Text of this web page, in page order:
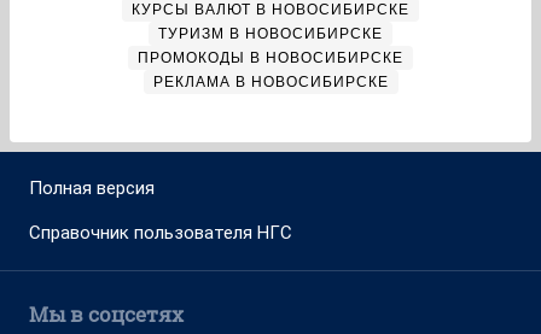
КУРСЫ ВАЛЮТ В НОВОСИБИРСКЕ
ТУРИЗМ В НОВОСИБИРСКЕ
ПРОМОКОДЫ В НОВОСИБИРСКЕ
РЕКЛАМА В НОВОСИБИРСКЕ
Полная версия
Справочник пользователя НГС
Мы в соцсетях